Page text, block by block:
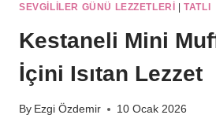
SEVGILILER GÜNÜ LEZZETLERI |TATLI
Kestaneli Mini
İçini Isıtan Lezzet
By Ezgi Özdemir 10 Ocak 2026